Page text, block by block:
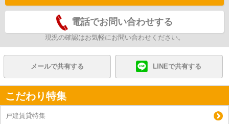
電話でお問い合わせする
現況の確認はお気軽にお問い合わせください。
メールで共有する LINEで共有する
こだわり特集
戸建賃貸特集